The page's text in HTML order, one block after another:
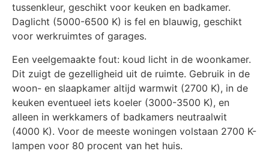
tussenkleur, geschikt voor keuken en badkamer.
Daglicht (5000-6500 K) is fel en blauwig, geschikt
voor werkruimtes of garages.
Een veelgemaakte fout: koud licht in de woonkamer.
Dit zuigt de gezelligheid uit de ruimte. Gebruik in de
woon- en slaapkamer altijd warmwit (2700 K), in de
keuken eventueel iets koeler (3000-3500 K), en
alleen in werkkamers of badkamers neutraalwit
(4000 K). Voor de meeste woningen volstaan 2700 K-
lampen voor 80 procent van het huis.